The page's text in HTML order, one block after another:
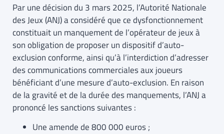
Par une décision du 3 mars 2025, l’Autorité Nationale
des Jeux (ANJ) a considéré que ce dysfonctionnement
constituait un manquement de l’opérateur de jeux à
son obligation de proposer un dispositif d’auto-
exclusion conforme, ainsi qu’à l’interdiction d’adresser
des communications commerciales aux joueurs
bénéficiant d’une mesure d’auto-exclusion. En raison
de la gravité et de la durée des manquements, l’ANJ a
prononcé les sanctions suivantes :
Une amende de 800 000 euros ;